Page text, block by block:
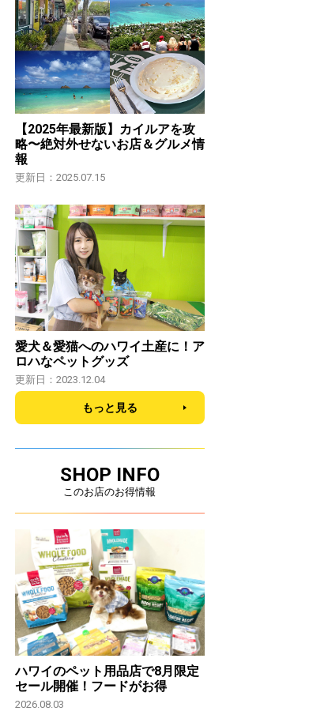
【2025年最新版】カイルアを攻
略〜絶対外せないお店＆グルメ情
報
更新日：2025.07.15
愛犬＆愛猫へのハワイ土産に！ア
ロハなペットグッズ
更新日：2023.12.04
もっと見る
SHOP INFO
このお店のお得情報
ハワイのペット用品店で8月限定
セール開催！フードがお得
2026.08.03